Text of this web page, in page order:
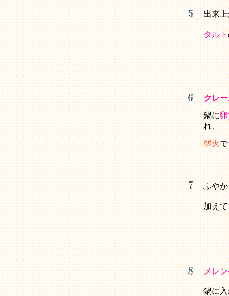
出来
タルト
クレ
鍋に
れ、
弱火で
ふや
加え
メレ
鍋に